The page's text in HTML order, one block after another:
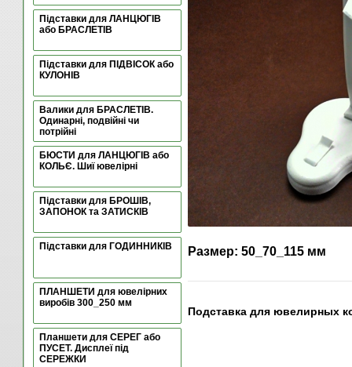
Підставки для ЛАНЦЮГІВ
або БРАСЛЕТІВ
Підставки для ПІДВІСОК або
КУЛОНІВ
Валики для БРАСЛЕТІВ.
Одинарні, подвійні чи
потрійні
БЮСТИ для ЛАНЦЮГІВ або
КОЛЬЄ. Шиї ювелірні
Підставки для БРОШІВ,
ЗАПОНОК та ЗАТИСКІВ
Підставки для ГОДИННИКІВ
ПЛАНШЕТИ для ювелірних
виробів 300_250 мм
Планшети для СЕРЕГ або
ПУСЕТ. Дисплеї під
СЕРЕЖКИ
Размер: 50_70_115 мм
Подставка для ювелирных